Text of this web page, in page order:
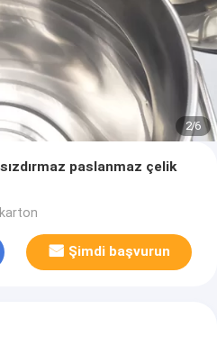
2/6
paslanmaz çelik
Şimdi başvurun